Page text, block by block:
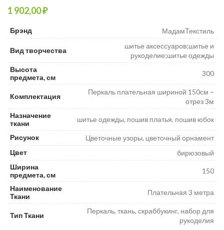
₽
Брэнд МадамТекстиль
Вид творчества
шитье аксессуаров;шитье и
рукоделие;шитье одежды
Высота
предмета, см
300
Комплектация
Перкаль плательная шириной 150см –
отрез 3м
Назначение
ткани
шитье одежды, пошив платья, пошив юбок
Рисунок
Цветочные узоры, цветочный орнамент
Цвет
бирюзовый
Ширина
предмета, см
150
Наименование
Ткани
Плательная 3 метра
Тип Ткани
Перкаль, ткань, скраббукинг, набор для
рукоделия